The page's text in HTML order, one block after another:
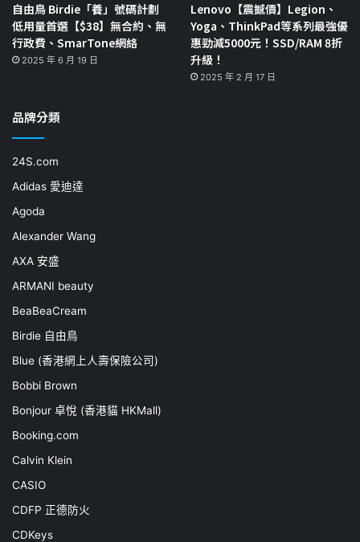
自由鳥 Birdie「養」號碼計劃
低用量首選【$38】無合約、無
行政費、SmarTone網絡
2025 年 6 月 19 日
Lenovo【震撼價】Legion、
Yoga、ThinkPad等系列最強優
惠勁減5000元！SSD/RAM 8折
升級！
2025 年 2 月 17 日
品牌分類
24S.com
Adidas 愛迪達
Agoda
Alexander Wang
AXA 安盛
ARMANI beauty
BeaBeaCream
Birdie 自由鳥
Blue (香港網上人壽保險公司)
Bobbi Brown
Bonjour 卓悅 (香港貓 HKMall)
Booking.com
Calvin Klein
CASIO
CDFP 正德防火
CDKeys